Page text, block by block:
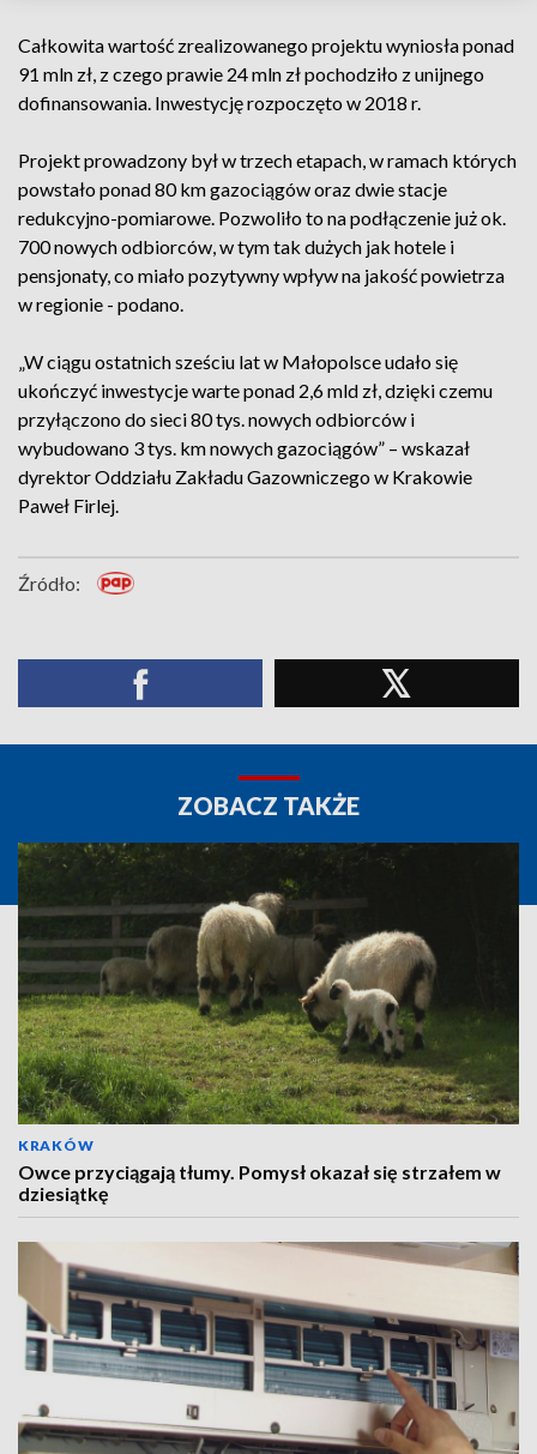
Całkowita wartość zrealizowanego projektu wyniosła ponad
91 mln zł, z czego prawie 24 mln zł pochodziło z unijnego
dofinansowania. Inwestycję rozpoczęto w 2018 r.
Projekt prowadzony był w trzech etapach, w ramach których
powstało ponad 80 km gazociągów oraz dwie stacje
redukcyjno-pomiarowe. Pozwoliło to na podłączenie już ok.
700 nowych odbiorców, w tym tak dużych jak hotele i
pensjonaty, co miało pozytywny wpływ na jakość powietrza
w regionie - podano.
„W ciągu ostatnich sześciu lat w Małopolsce udało się
ukończyć inwestycje warte ponad 2,6 mld zł, dzięki czemu
przyłączono do sieci 80 tys. nowych odbiorców i
wybudowano 3 tys. km nowych gazociągów” – wskazał
dyrektor Oddziału Zakładu Gazowniczego w Krakowie
Paweł Firlej.
Źródło:
ZOBACZ TAKŻE
KRAKÓW
Owce przyciągają tłumy. Pomysł okazał się strzałem w
dziesiątkę